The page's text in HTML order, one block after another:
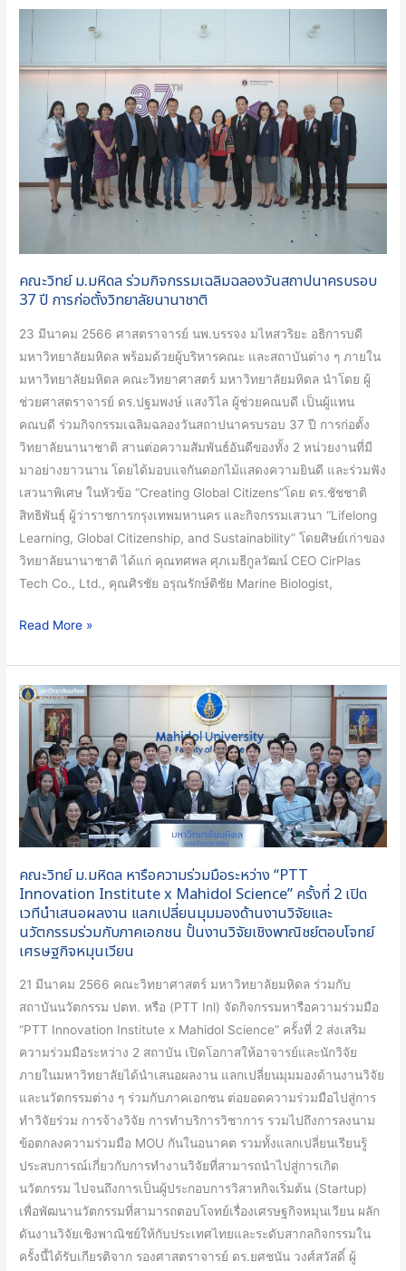
คณะวิทย์ ม.มหิดล ร่วมกิจกรรมเฉลิมฉลองวันสถาปนาครบรอบ
37 ปี การก่อตั้งวิทยาลัยนานาชาติ
23 มีนาคม 2566 ศาสตราจารย์ นพ.บรรจง มไหสวริยะ อธิการบดี
มหาวิทยาลัยมหิดล พร้อมด้วยผู้บริหารคณะ และสถาบันต่าง ๆ ภายใน
มหาวิทยาลัยมหิดล คณะวิทยาศาสตร์ มหาวิทยาลัยมหิดล นำโดย ผู้
ช่วยศาสตราจารย์ ดร.ปฐมพงษ์ แสงวิไล ผู้ช่วยคณบดี เป็นผู้แทน
คณบดี ร่วมกิจกรรมเฉลิมฉลองวันสถาปนาครบรอบ 37 ปี การก่อตั้ง
วิทยาลัยนานาชาติ สานต่อความสัมพันธ์อันดีของทั้ง 2 หน่วยงานที่มี
มาอย่างยาวนาน โดยได้มอบแจกันดอกไม้แสดงความยินดี และร่วมฟัง
เสวนาพิเศษ ในหัวข้อ “Creating Global Citizens”โดย ดร.ชัชชาติ
สิทธิพันธุ์ ผู้ว่าราชการกรุงเทพมหานคร และกิจกรรมเสวนา “Lifelong
Learning, Global Citizenship, and Sustainability” โดยศิษย์เก่าของ
วิทยาลัยนานาชาติ ได้แก่ คุณทศพล ศุภเมธีกูลวัฒน์ CEO CirPlas
Tech Co., Ltd., คุณศิรชัย อรุณรักษ์ติชัย Marine Biologist,
วิทย์
ม.มหิดล
กิจกรรม
เฉลิม
ฉลอง
สถาปนา
ปี
ก่อ
ตั้ง
วิทยาลัย
นานาชาติ
Read More »
คณะวิทย์ ม.มหิดล หารือความร่วมมือระหว่าง “PTT
Innovation Institute x Mahidol Science” ครั้งที่ 2 เปิด
เวทีนำเสนอผลงาน แลกเปลี่ยนมุมมองด้านงานวิจัยและ
นวัตกรรมร่วมกับภาคเอกชน ปั้นงานวิจัยเชิงพาณิชย์ตอบโจทย์
เศรษฐกิจหมุนเวียน
21 มีนาคม 2566 คณะวิทยาศาสตร์ มหาวิทยาลัยมหิดล ร่วมกับ
สถาบันนวัตกรรม ปตท. หรือ (PTT Inl) จัดกิจกรรมหารือความร่วมมือ
“PTT Innovation Institute x Mahidol Science” ครั้งที่ 2 ส่งเสริม
ความร่วมมือระหว่าง 2 สถาบัน เปิดโอกาสให้อาจารย์และนักวิจัย
ภายในมหาวิทยาลัยได้นำเสนอผลงาน แลกเปลี่ยนมุมมองด้านงานวิจัย
และนวัตกรรมต่าง ๆ ร่วมกับภาคเอกชน ต่อยอดความร่วมมือไปสู่การ
ทำวิจัยร่วม การจ้างวิจัย การทำบริการวิชาการ รวมไปถึงการลงนาม
ข้อตกลงความร่วมมือ MOU กันในอนาคต รวมทั้งแลกเปลี่ยนเรียนรู้
ประสบการณ์เกี่ยวกับการทำงานวิจัยที่สามารถนำไปสู่การเกิด
นวัตกรรม ไปจนถึงการเป็นผู้ประกอบการวิสาหกิจเริ่มต้น (Startup)
เพื่อพัฒนานวัตกรรมที่สามารถตอบโจทย์เรื่องเศรษฐกิจหมุนเวียน ผลัก
ดันงานวิจัยเชิงพาณิชย์ให้กับประเทศไทยและระดับสากลกิจกรรมใน
ครั้งนี้ได้รับเกียรติจาก รองศาสตราจารย์ ดร.ยศชนัน วงศ์สวัสดิ์ ผู้
คณะ
ม.มหิดล
หารือ
ความ
ร่วม
มือ
“PTT
Innovation
Institute
Science”
ครั้ง
ที่
2
เปิด
เวที
นำ
เสนอ
ผล
งาน
แลก
เปลี่ยน
มุม